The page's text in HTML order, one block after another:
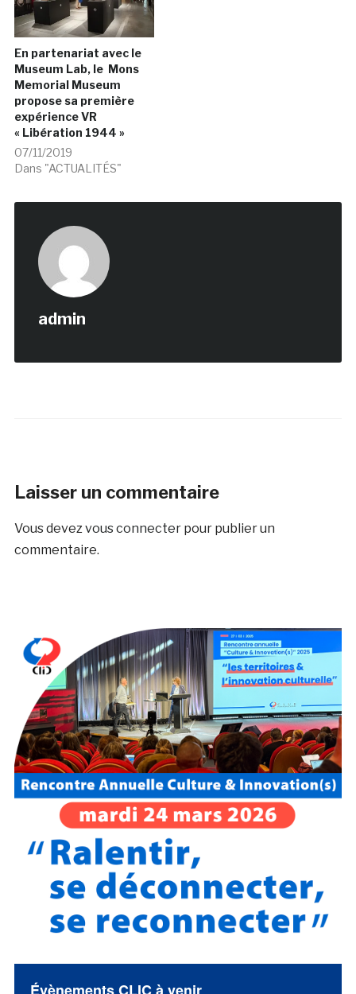
En partenariat avec le
Museum Lab, le Mons
Memorial Museum
propose sa première
expérience VR
« Libération 1944 »
07/11/2019
Dans "ACTUALITÉS"
admin
Laisser un commentaire
Vous devez vous connecterpour publier un
commentaire.
Évènements CLIC à venir